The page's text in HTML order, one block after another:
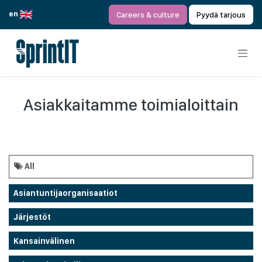
en
Careers & culture Pyydä tarjous
Asiakkaitamme toimialoittain
All
Asiantuntijaorganisaatiot
Järjestöt
Kansainvälinen